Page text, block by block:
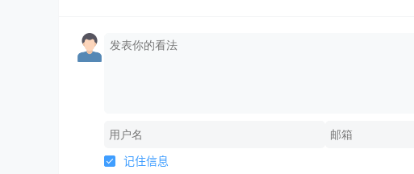
记住信息